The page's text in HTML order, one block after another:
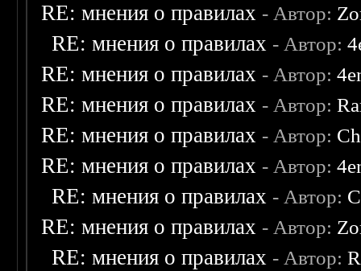
RE: мнения о правилах - Автор:
RE: мнения о правилах - Автор:
RE: мнения о правилах - Автор:
RE: мнения о правилах - Автор:
RE: мнения о правилах - Автор:
RE: мнения о правилах - Автор:
RE: мнения о правилах - Автор:
RE: мнения о правилах - Автор:
RE: мнения о правилах - Автор: